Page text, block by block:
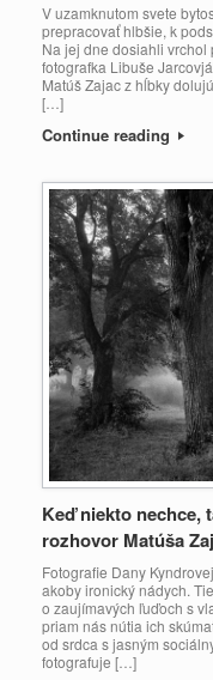
V uzamknutom svete
prepracovať hlbšie, k
Na jej dne dosiahli vrchol
fotografka Libuše
Matúš Zajac z hĺbky
[…]
Continue reading
Keď niekto nechce,
rozhovor Matúša
Fotografie Dany
akoby ironický nádych.
o zaujímavých ľuďoch s
priam nás nútia ich
od srdca s jasným
fotografuje […]